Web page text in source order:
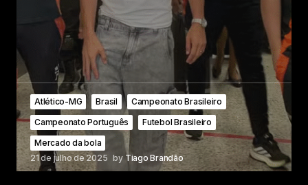
Atlético-MG Brasil
Campeonato Brasileiro
Campeonato Português
Futebol Brasileiro
Mercado da bola
21 de julho de 2025 by Tiago Brandão